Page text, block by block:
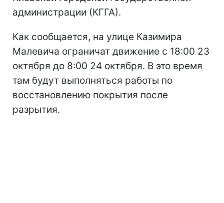
администрации (КГГА).
Как сообщается, на улице Казимира
Малевича ограничат движение с 18:00 23
октября до 8:00 24 октября. В это время
там будут выполняться работы по
восстановлению покрытия после
разрытия.